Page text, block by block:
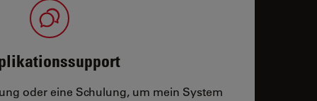
oder eine Schulung, um mein System